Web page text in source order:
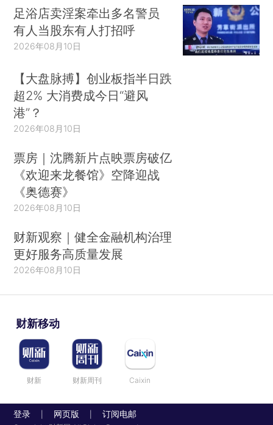
足浴店卖淫案牵出多名警员
有人当股东有人打招呼
2026年08月10日
【大盘脉搏】创业板指半日跌
超2% 大消费成今日“避风
港”？
2026年08月10日
票房｜沈腾新片点映票房破亿
《欢迎来龙餐馆》空降迎战
《奥德赛》
2026年08月10日
财新观察｜健全金融机构治理
更好服务高质量发展
2026年08月10日
财新移动
财新 财新周刊 Caixin
登录 网页版 订阅电邮